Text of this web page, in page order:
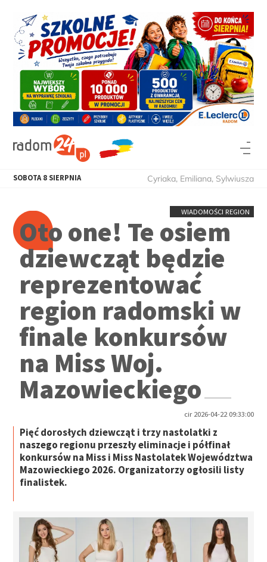
SOBOTA 8 SIERPNIA Cyriaka, Emiliana, Sylwiusza
WIADOMOŚCI REGION
Oto one! Te osiem
dziewcząt będzie
reprezentować
region radomski w
finale konkursów
na Miss Woj.
Mazowieckiego
cir 2026-04-22 09:33:00
Pięć dorosłych dziewcząt i trzy nastolatki z
naszego regionu przeszły eliminacje i półfinał
konkursów na Miss i Miss Nastolatek Województwa
Mazowieckiego 2026. Organizatorzy ogłosili listy
finalistek.